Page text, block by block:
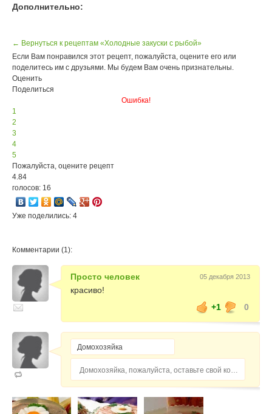
Дополнительно:
← Вернуться к рецептам «Холодные закуски с рыбой»
Если Вам понравился этот рецепт, пожалуйста, оцените его или
поделитесь им с друзьями. Мы будем Вам очень признательны.
Оценить
Поделиться
Ошибка!
1
2
3
4
5
Пожалуйста, оцените рецепт
4.84
голосов: 16
Уже поделились: 4
Комментарии (1):
Просто человек 05 декабря 2013
красиво!
+1
0
Домохозяйка, пожалуйста, оставьте свой комментарий...